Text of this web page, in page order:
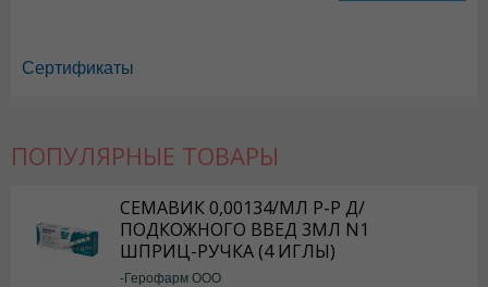
Сертификаты
ПОПУЛЯРНЫЕ ТОВАРЫ
СЕМАВИК 0,00134/МЛ Р-Р Д/
ПОДКОЖНОГО ВВЕД 3МЛ N1
ШПРИЦ-РУЧКА (4 ИГЛЫ)
-Герофарм ООО